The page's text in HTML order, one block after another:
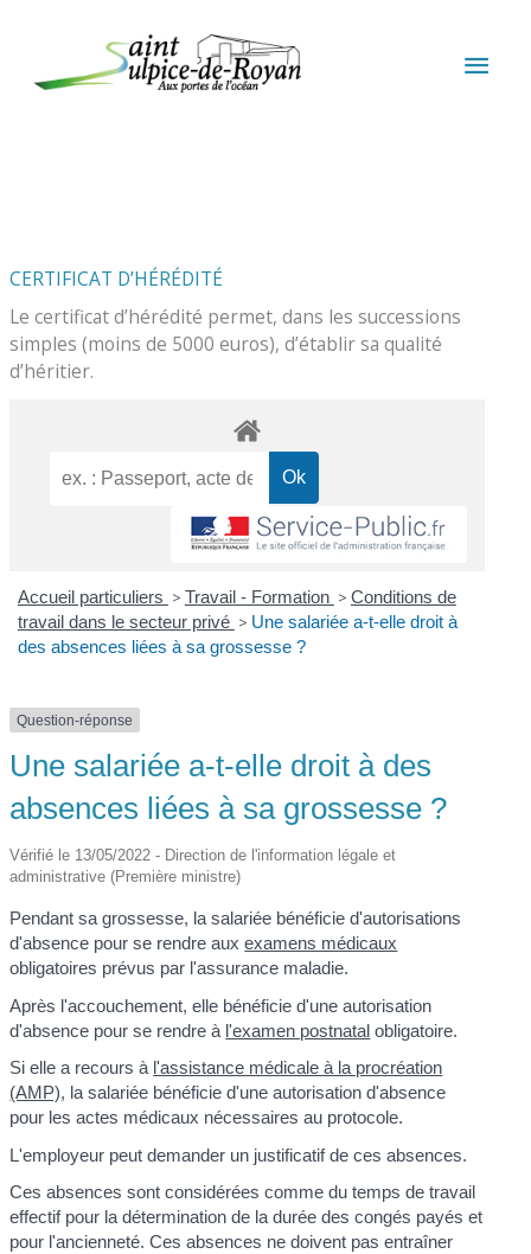
CERTIFICAT D’HÉRÉDITÉ
Le certificat d’hérédité permet, dans les successions
simples (moins de 5000 euros), d’établir sa qualité
d’héritier.
Accueil particuliers > Travail - Formation > Conditions de
travail dans le secteur privé > Une salariée a-t-elle droit à
des absences liées à sa grossesse ?
Question-réponse
Une salariée a-t-elle droit à des
absences liées à sa grossesse ?
Vérifié le 13/05/2022 - Direction de l'information légale et
administrative (Première ministre)
Pendant sa grossesse, la salariée bénéficie d'autorisations
d'absence pour se rendre auxexamens médicaux
obligatoires prévus par l'assurance maladie.
Après l'accouchement, elle bénéficie d'une autorisation
d'absence pour se rendre à l'examen postnatal obligatoire.
Si elle a recours à l'assistance médicale à la procréation
(AMP), la salariée bénéficie d'une autorisation d'absence
pour les actes médicaux nécessaires au protocole.
L'employeur peut demander un justificatif de ces absences.
Ces absences sont considérées comme du temps de travail
effectif pour la détermination de la durée des congés payés et
pour l'ancienneté. Ces absences ne doivent pas entraîner